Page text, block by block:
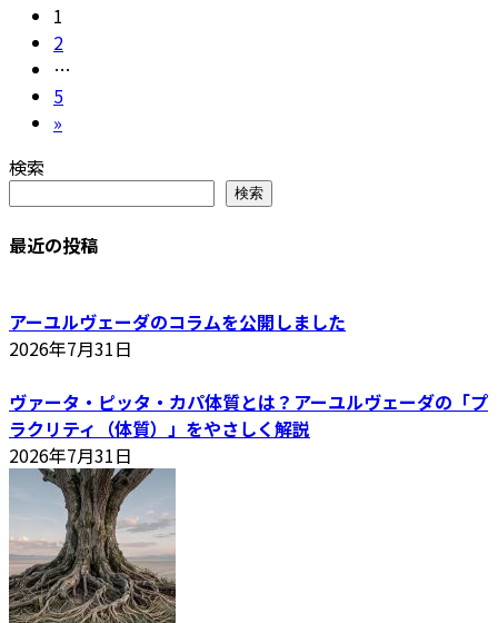
投
稿
の
ペ
ー
ジ
送
固
定
ペ
ー
ジ
1
固
定
ペ
ー
2
…
固
定
ー
ジ
5
»
検索
検索
最近の投稿
アーユルヴェーダのコラムを公開しました
2026年7月31日
ヴァータ・ピッタ・カパ体質とは？アーユルヴェーダの「プ
ラクリティ（体質）」をやさしく解説
2026年7月31日